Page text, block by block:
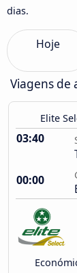
dias.
Hoje
Viagens de
Elite
03:40
00:00